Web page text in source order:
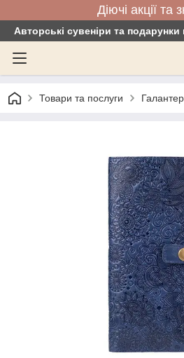
Діючі акції та
Авторські сувеніри та
Товари та послуги